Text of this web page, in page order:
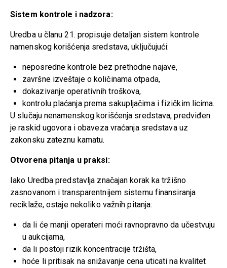
Sistem kontrole i nadzora:
Uredba u članu 21. propisuje detaljan sistem kontrole
namenskog korišćenja sredstava, uključujući:
neposredne kontrole bez prethodne najave,
završne izveštaje o količinama otpada,
dokazivanje operativnih troškova,
kontrolu plaćanja prema sakupljačima i fizičkim licima.
U slučaju nenamenskog korišćenja sredstava, predviđen
je raskid ugovora i obaveza vraćanja sredstava uz
zakonsku zateznu kamatu.
Otvorena pitanja u praksi:
Iako Uredba predstavlja značajan korak ka tržišno
zasnovanom i transparentnijem sistemu finansiranja
reciklaže, ostaje nekoliko važnih pitanja:
da li će manji operateri moći ravnopravno da učestvuju
u aukcijama,
da li postoji rizik koncentracije tržišta,
hoće li pritisak na snižavanje cena uticati na kvalitet